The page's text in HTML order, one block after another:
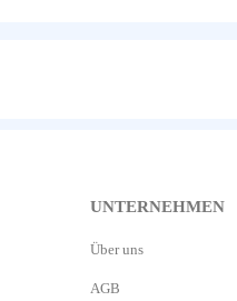
UNTERNEHMEN
Über uns
AGB